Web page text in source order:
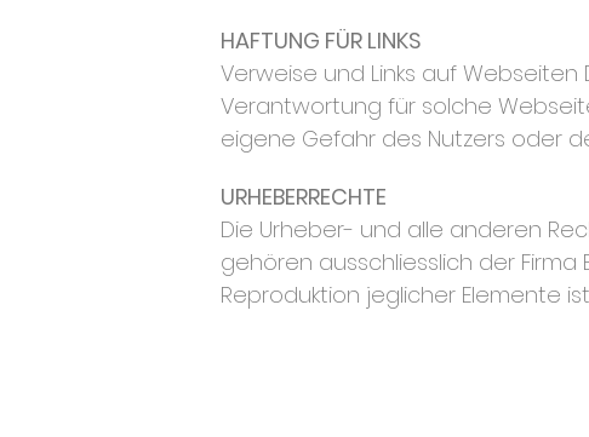
HAFTUNG FÜR LINKS
Verweise und Links auf
Verantwortung für solche
eigene Gefahr des Nutzers oder
URHEBERRECHTE
Die Urheber- und alle anderen
gehören ausschliesslich der
Reproduktion jeglicher Elemente